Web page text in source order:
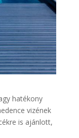
hatékony
vizének
is ajánlott,